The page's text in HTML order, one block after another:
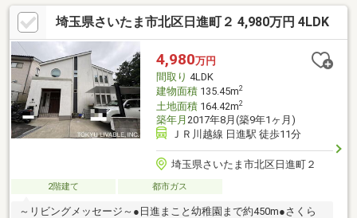
47.38㎡、2階 49.81㎡・建築年月:2016年1月築
埼玉県さいたま市北区日進町２ 4,980万円 4LDK
4,980万円
間取り 4LDK
建物面積135.45m2
土地面積164.42m2
築年月 2017年8月(築9年1ヶ月)
ＪＲ川越線 日進駅 徒歩11分
埼玉県さいたま市北区日進町２
2階建て 都市ガス
～リビングメッセージ～●日進まこと幼稚園まで約450m●さくら